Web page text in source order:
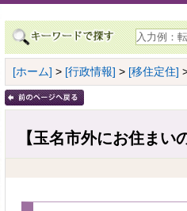
[ホーム] > [行政情報] > [移住定住]
【玉名市外にお住ま